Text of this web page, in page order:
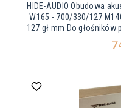
HIDE-AUDIO Obudowa
W165 - 700/330/127
127 gł mm Do